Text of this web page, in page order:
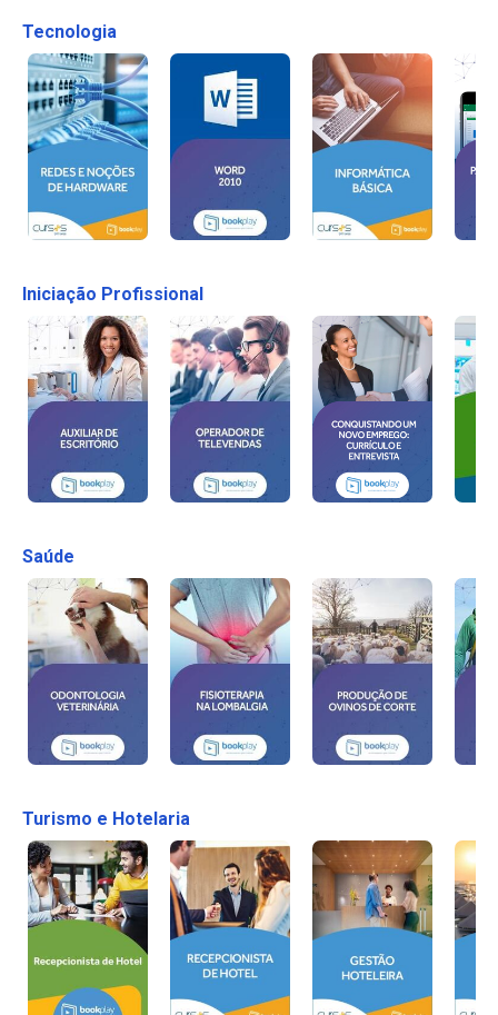
Tecnologia
Iniciação Profissional
Saúde
Turismo e Hotelaria